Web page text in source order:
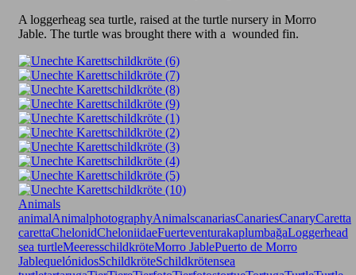
A loggerheag sea turtle, raised at the turtle nursery in Morro
Jable. The turtle was brought there with a wounded fin.
Animals
animalAnimalphotographyAnimalscanariasCanariesCanaryCaretta
carettaChelonidCheloniidaeFuerteventurakaplumbağaLoggerhead
sea turtleMeeresschildkröteMorro JablePuerto de Morro
JablequelónidosSchildkröteSchildkrötensea